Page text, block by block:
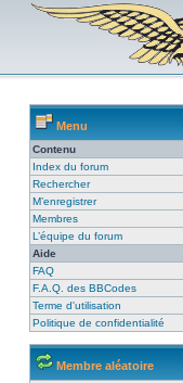
Menu
Contenu
Index du forum
Rechercher
M’enregistrer
Membres
L’équipe du forum
Aide
FAQ
F.A.Q. des BBCodes
Terme d'utilisation
Politique de confidentialité
Membre aléatoire